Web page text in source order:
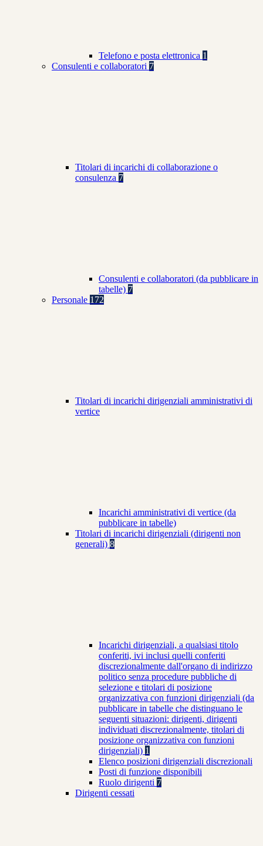
Telefono e posta elettronica 1
Consulenti e collaboratori 7
Titolari di incarichi di collaborazione o
consulenza 7
Consulenti e collaboratori (da pubblicare in
tabelle) 7
Personale 172
Titolari di incarichi dirigenziali amministrativi di
vertice
Incarichi amministrativi di vertice (da
pubblicare in tabelle)
Titolari di incarichi dirigenziali (dirigenti non
generali) 8
Incarichi dirigenziali, a qualsiasi titolo
conferiti, ivi inclusi quelli conferiti
discrezionalmente dall'organo di indirizzo
politico senza procedure pubbliche di
selezione e titolari di posizione
organizzativa con funzioni dirigenziali (da
pubblicare in tabelle che distinguano le
seguenti situazioni: dirigenti, dirigenti
individuati discrezionalmente, titolari di
posizione organizzativa con funzioni
dirigenziali) 1
Elenco posizioni dirigenziali discrezionali
Posti di funzione disponibili
Ruolo dirigenti 7
Dirigenti cessati